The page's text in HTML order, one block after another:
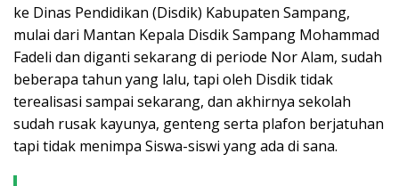
ke Dinas Pendidikan (Disdik) Kabupaten Sampang,
mulai dari Mantan Kepala Disdik Sampang Mohammad
Fadeli dan diganti sekarang di periode Nor Alam, sudah
beberapa tahun yang lalu, tapi oleh Disdik tidak
terealisasi sampai sekarang, dan akhirnya sekolah
sudah rusak kayunya, genteng serta plafon berjatuhan
tapi tidak menimpa Siswa-siswi yang ada di sana.